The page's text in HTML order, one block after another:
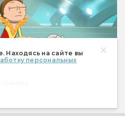
Находясь на сайте вы
персональных